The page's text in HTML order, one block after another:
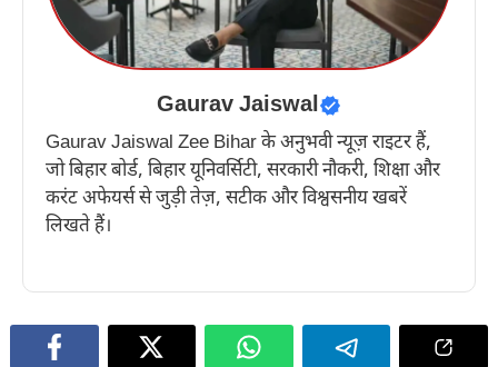
Gaurav Jaiswal
Gaurav Jaiswal Zee Bihar के अनुभवी न्यूज़ राइटर हैं,
जो बिहार बोर्ड, बिहार यूनिवर्सिटी, सरकारी नौकरी, शिक्षा और
करंट अफेयर्स से जुड़ी तेज़, सटीक और विश्वसनीय खबरें
लिखते हैं।